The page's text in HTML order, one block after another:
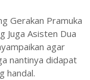
Gerakan Pramuka
Juga Asisten Dua
agar
nantinya didapat
handal.